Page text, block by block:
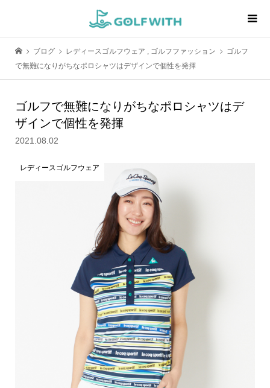
ブログ レディースゴルフウェア , ゴルフファッション
ゴルフ
で無難になりがちなポロシャツはデザインで個性を発揮
ゴルフで無難になりがちなポロシャツはデ
ザインで個性を発揮
2021.08.02
レディースゴルフウェア